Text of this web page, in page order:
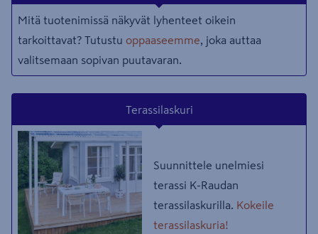
Mitä tuotenimissä näkyvät lyhenteet oikein
tarkoittavat? Tutustu oppaaseemme , joka auttaa
valitsemaan sopivan puutavaran.
Terassilaskuri
Suunnittele unelmiesi
terassi K-Raudan
terassilaskurilla. Kokeile
terassilaskuria!